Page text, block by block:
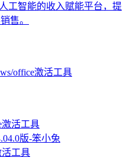
工智能的收入赋能平台，提
售。
活工具